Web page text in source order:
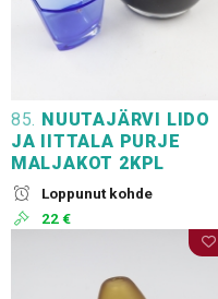
85. NUUTAJÄRVI LIDO
JA IITTALA PURJE
MALJAKOT 2KPL
Loppunut kohde
22 €